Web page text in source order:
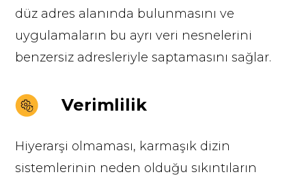
düz adres alanında bulunmasını ve
uygulamaların bu ayrı veri nesnelerini
benzersiz adresleriyle saptamasını sağlar.
Verimlilik
Hiyerarşi olmaması, karmaşık dizin
sistemlerinin neden olduğu sıkıntıların